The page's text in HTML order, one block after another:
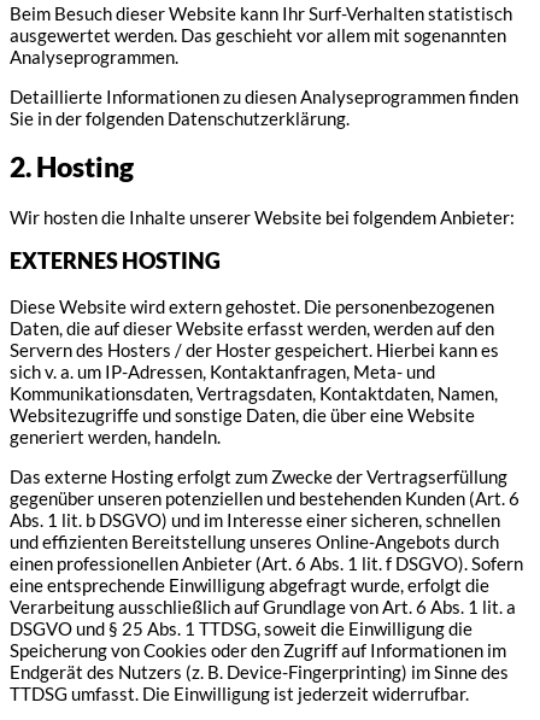
Beim Besuch dieser Website kann Ihr Surf-Verhalten statistisch
ausgewertet werden. Das geschieht vor allem mit sogenannten
Analyseprogrammen.
Detaillierte Informationen zu diesen Analyseprogrammen finden
Sie in der folgenden Datenschutzerklärung.
2. Hosting
Wir hosten die Inhalte unserer Website bei folgendem Anbieter:
EXTERNES HOSTING
Diese Website wird extern gehostet. Die personenbezogenen
Daten, die auf dieser Website erfasst werden, werden auf den
Servern des Hosters / der Hoster gespeichert. Hierbei kann es
sich v. a. um IP-Adressen, Kontaktanfragen, Meta- und
Kommunikationsdaten, Vertragsdaten, Kontaktdaten, Namen,
Websitezugriffe und sonstige Daten, die über eine Website
generiert werden, handeln.
Das externe Hosting erfolgt zum Zwecke der Vertragserfüllung
gegenüber unseren potenziellen und bestehenden Kunden (Art. 6
Abs. 1 lit. b DSGVO) und im Interesse einer sicheren, schnellen
und effizienten Bereitstellung unseres Online-Angebots durch
einen professionellen Anbieter (Art. 6 Abs. 1 lit. f DSGVO). Sofern
eine entsprechende Einwilligung abgefragt wurde, erfolgt die
Verarbeitung ausschließlich auf Grundlage von Art. 6 Abs. 1 lit. a
DSGVO und § 25 Abs. 1 TTDSG, soweit die Einwilligung die
Speicherung von Cookies oder den Zugriff auf Informationen im
Endgerät des Nutzers (z. B. Device-Fingerprinting) im Sinne des
TTDSG umfasst. Die Einwilligung ist jederzeit widerrufbar.